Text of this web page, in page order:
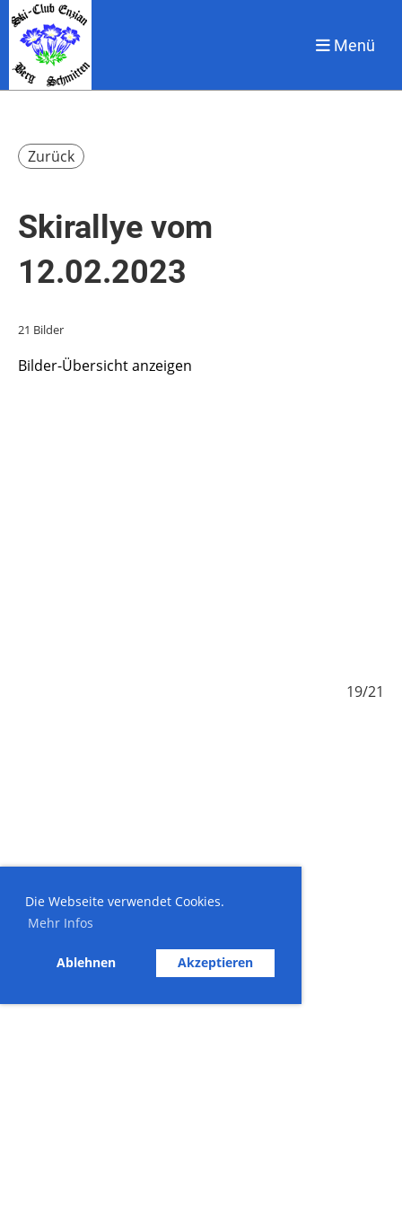
Die Webseite verwendet Cookies.
Mehr Infos
Ablehnen Akzeptieren
Menü
Zurück
Skirallye vom
12.02.2023
21 Bilder
Bilder-Übersicht anzeigen
19/21